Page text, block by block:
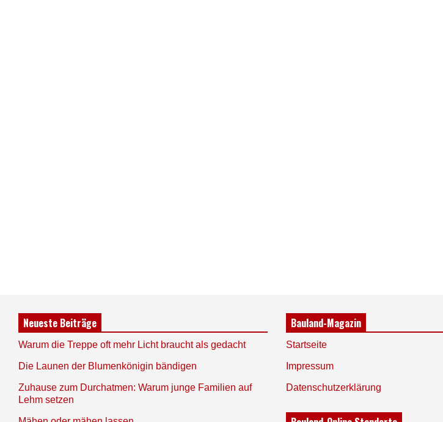
Neueste Beiträge
Warum die Treppe oft mehr Licht braucht als gedacht
Die Launen der Blumenkönigin bändigen
Zuhause zum Durchatmen: Warum junge Familien auf
Lehm setzen
Bauland-Magazin
Startseite
Impressum
Datenschutzerklärung